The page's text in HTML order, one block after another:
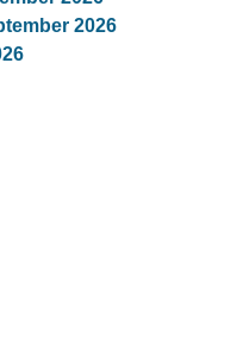
2026